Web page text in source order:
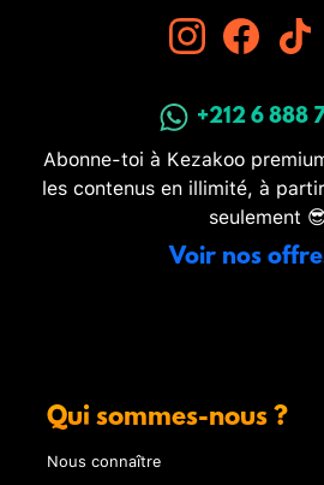
+212 6 888
Abonne-toi à Kezakoo
les contenus en illimité, à
seulement
Voir nos
Qui sommes-nous ?
Nous connaître